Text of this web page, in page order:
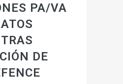
PA/VA
DE